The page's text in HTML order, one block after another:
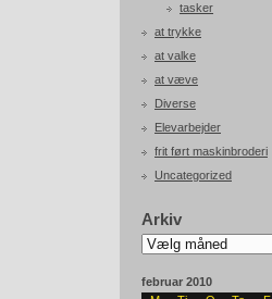
tasker
at trykke
at valke
at væve
Diverse
Elevarbejder
frit ført maskinbroderi
Uncategorized
Arkiv
Arkiv
februar 2010